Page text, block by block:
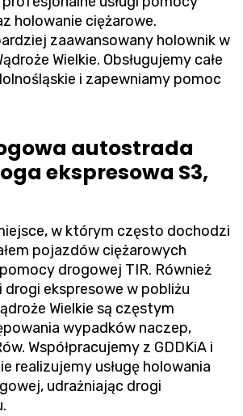
holowanie ciężarowe.
zaawansowany holownik w
Wielkie. Obsługujemy całe
i zapewniamy pomoc
autostrada
ekspresowa S3,
w którym często dochodzi
pojazdów ciężarowych
drogowej TIR. Również
ekspresowe w pobliżu
Wielkie są częstym
wypadków naczep,
Współpracujemy z GDDKiA i
realizujemy usługę holowania
udrażniając drogi